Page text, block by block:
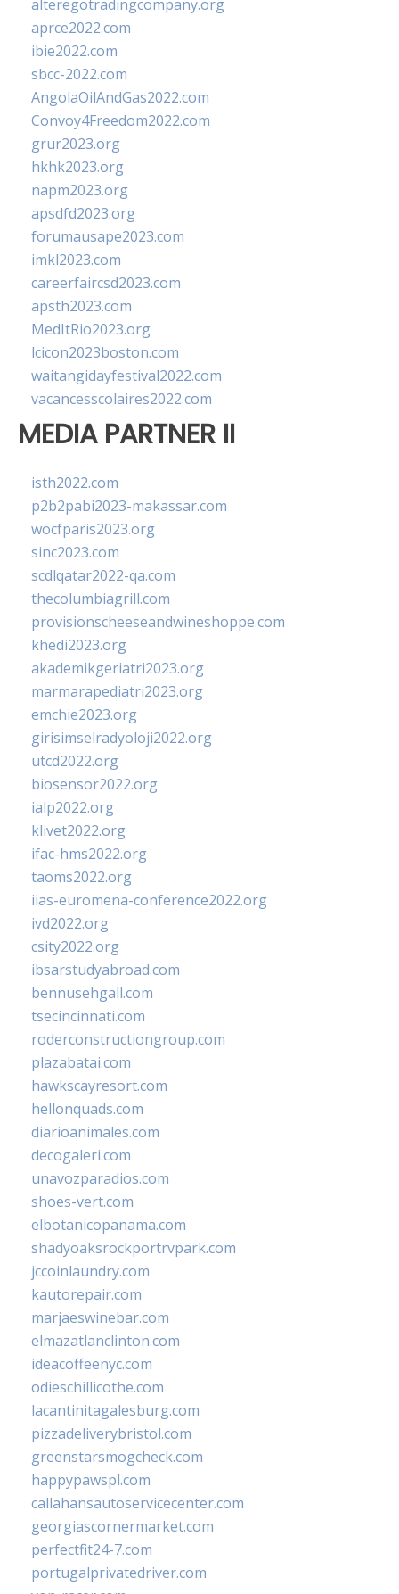
alteregotradingcompany.org
aprce2022.com
ibie2022.com
sbcc-2022.com
AngolaOilAndGas2022.com
Convoy4Freedom2022.com
grur2023.org
hkhk2023.org
napm2023.org
apsdfd2023.org
forumausape2023.com
imkl2023.com
careerfaircsd2023.com
apsth2023.com
MedItRio2023.org
lcicon2023boston.com
waitangidayfestival2022.com
vacancesscolaires2022.com
MEDIA PARTNER II
isth2022.com
p2b2pabi2023-makassar.com
wocfparis2023.org
sinc2023.com
scdlqatar2022-qa.com
thecolumbiagrill.com
provisionscheeseandwineshoppe.com
khedi2023.org
akademikgeriatri2023.org
marmarapediatri2023.org
emchie2023.org
girisimselradyoloji2022.org
utcd2022.org
biosensor2022.org
ialp2022.org
klivet2022.org
ifac-hms2022.org
taoms2022.org
iias-euromena-conference2022.org
ivd2022.org
csity2022.org
ibsarstudyabroad.com
bennusehgall.com
tsecincinnati.com
roderconstructiongroup.com
plazabatai.com
hawkscayresort.com
hellonquads.com
diarioanimales.com
decogaleri.com
unavozparadios.com
shoes-vert.com
elbotanicopanama.com
shadyoaksrockportrvpark.com
jccoinlaundry.com
kautorepair.com
marjaeswinebar.com
elmazatlanclinton.com
ideacoffeenyc.com
odieschillicothe.com
lacantinitagalesburg.com
pizzadeliverybristol.com
greenstarsmogcheck.com
happypawspl.com
callahansautoservicecenter.com
georgiascornermarket.com
perfectfit24-7.com
portugalprivatedriver.com